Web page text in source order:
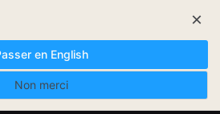
en English
Non merci
×